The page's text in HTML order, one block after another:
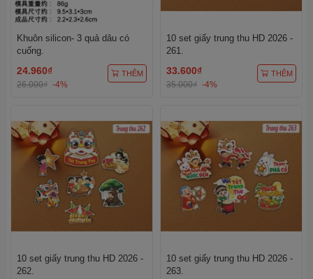
Khuôn silicon- 3 quả dâu có
cuống.
24.960₫
26.000₫ -4%
THÊM
10 set giấy trung thu HD 2026 -
261.
33.600₫
35.000₫ -4%
THÊM
10 set giấy trung thu HD 2026 -
262.
10 set giấy trung thu HD 2026 -
263.